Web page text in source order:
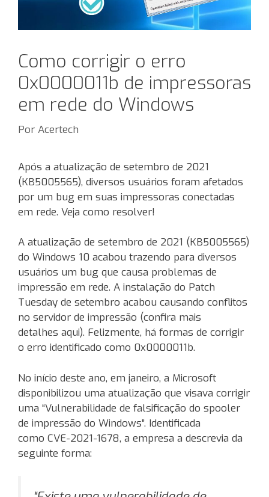
Como corrigir o erro
0x0000011b de impressoras
em rede do Windows
Por Acertech
Após a atualização de setembro de 2021
(KB5005565), diversos usuários foram afetados
por um bug em suas impressoras conectadas
em rede. Veja como resolver!
A atualização de setembro de 2021 (KB5005565)
do Windows 10 acabou trazendo para diversos
usuários um bug que causa problemas de
impressão em rede. A instalação do Patch
Tuesday de setembro acabou causando conflitos
no servidor de impressão (confira mais
detalhes aqui). Felizmente, há formas de corrigir
o erro identificado como 0x0000011b.
No início deste ano, em janeiro, a Microsoft
disponibilizou uma atualização que visava corrigir
uma “Vulnerabilidade de falsificação do spooler
de impressão do Windows”. Identificada
como CVE-2021-1678, a empresa a descrevia da
seguinte forma: